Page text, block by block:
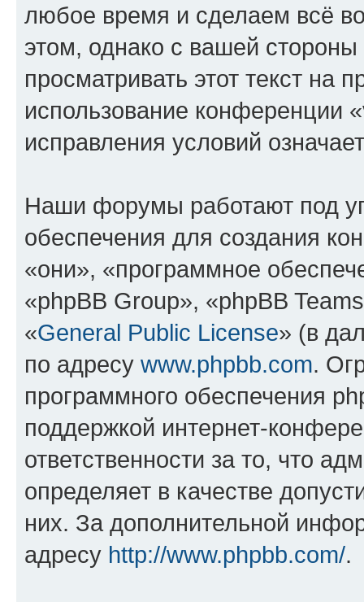
любое время и сделаем всё
этом, однако с вашей
просматривать этот текст на
использование конференции
исправления условий
Наши форумы работают под
обеспечения для создания
«они», «программное
«phpBB Group», «phpBB
«General Public License» (в
по адресу www.phpbb.com.
программного обеспечения
поддержкой интернет-
ответственности за то, что
определяет в качестве
них. За дополнительной
адресу http://www.phpbb.com/.